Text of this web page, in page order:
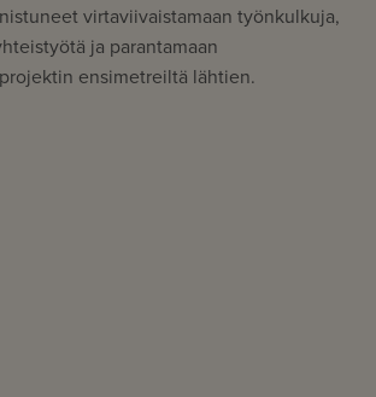
virtaviivaistamaan työnkulkuja,
ja parantamaan
ensimetreiltä lähtien.